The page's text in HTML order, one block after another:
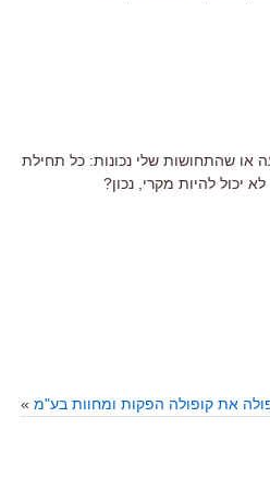
או שהתחושות שלי נכונות: כל תחילת
יכול להיות מקרי, נכון?
את קופולה הפקות ומחוות בע"מ »